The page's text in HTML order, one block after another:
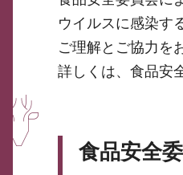
ウイルスに感染す
ご理解とご協力を
詳しくは、食品安
食品安全